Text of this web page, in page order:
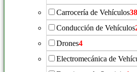
Carrocería de Vehículos38
Conducción de Vehículos
Drones4
Electromecánica de